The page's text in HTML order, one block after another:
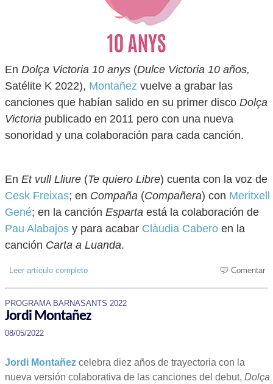
En Dolça Victoria 10 anys (Dulce Victoria 10 años,
Satélite K 2022), Montañez vuelve a grabar las
canciones que habían salido en su primer disco Dolça
Victoria publicado en 2011 pero con una nueva
sonoridad y una colaboración para cada canción.
En Et vull Lliure (Te quiero Libre) cuenta con la voz de
Cesk Freixas; en Compaña (Compañera) con Meritxell
Gené; en la canción Esparta está la colaboración de
Pau Alabajos y para acabar Clàudia Cabero en la
canción Carta a Luanda.
Leer artículo completo Comentar
PROGRAMA BARNASANTS 2022
Jordi Montañez
08/05/2022
Jordi Montañez celebra diez años de trayectoria con la
nueva versión colaborativa de las canciones del debut, Dolça